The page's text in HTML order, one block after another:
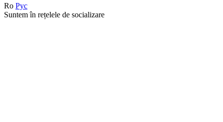
Ro Рус
Suntem în rețelele de socializare